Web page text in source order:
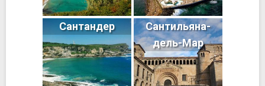
Сантандер
Сантильяна-
дель-Мар